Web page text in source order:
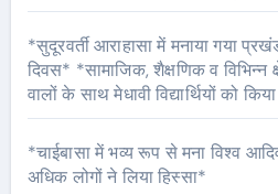
*सुदूरवर्ती आराहासा में मनाया गया
दिवस* *सामाजिक, शैक्षणिक व विभिन्न
वालों के साथ मेधावी विद्यार्थियों को
*चाईबासा में भव्य रूप से मना विश्व
अधिक लोगों ने लिया हिस्सा*